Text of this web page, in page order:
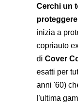
Cerchi un
inizia a
copriauto
di Cover
esatti per
anni '60)
l'ultima